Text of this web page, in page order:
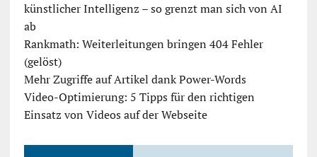
künstlicher Intelligenz – so grenzt man sich von AI
ab
Rankmath: Weiterleitungen bringen 404 Fehler
(gelöst)
Mehr Zugriffe auf Artikel dank Power-Words
Video-Optimierung: 5 Tipps für den richtigen
Einsatz von Videos auf der Webseite